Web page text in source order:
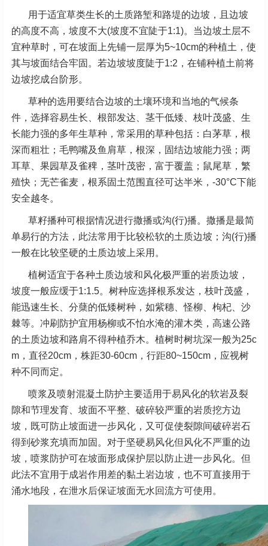
用于适宜草类生长的土质路堑和路堤的边坡，且边坡
的高度不高，坡度不大(坡度不宜陡于1:1)。当边坡土层不
宜种草时，可在坡面上先铺一层厚为5~10cm的种植土，使
其与坡面结合牢固。若边坡坡度陡于1:2，在铺种植土前将
边坡挖成台阶形。
草种的选用要结合边坡的土壤环境和当地的气候条
件，选择容易生长、根部发达、茎干低矮、枝叶茂盛、生
长能力强的多年生草种，常采用的草种包括：白茅草，根
深而粗壮；毛鸭嘴及鱼肩草，根深，固结边坡能力强；两
耳草、果园草及雀稗，茎叶茂密，富于覆盖；鼠尾草，繁
殖快；无芒雀麦，根系固土范围直径可达半米，-30°C下能
安全越冬。
草籽播种可根据情况进行撒播或沟(行)播。撒播是最简
单易行的方法，此法常用于比较松软的土质边坡；沟(行)播
一般在比较坚硬的土质边坡上采用。
植树适宜于各种土质边坡和风化极严重的岩质边坡，
坡度一般应缓于1:1.5。树种应选择根系发达，枝叶茂盛，
能迅速生长、分蘖的低矮树种，如紫穗、怪柳、枸杞、沙
棘等。冲刷防护宜用杨柳或不怕水淹的灌木类，高速公路
的土质边坡和路肩不得种植乔木。植树时树坑深一般为25c
m，直径20cm，株距30-60cm，行距80~150cm，应视树
种不同而定。
喷浆及喷射混凝土防护主要适用于易风化的软岩及裂
隙和节理发育、坡面不平整、破碎较严重的岩质挖方边
坡，既可防止坡面进一步风化，又可促使裂隙间破碎岩石
得到砂浆充填而加固。对于坚硬易风化但风化不严重的边
坡，喷浆防护可在坡面形成保护层以防止进一步风化。但
此法不宜用于成岩作用差的黏土岩边坡，也不可直接用于
涌水地段，在泄水后保证坡面无水回流方可使用。